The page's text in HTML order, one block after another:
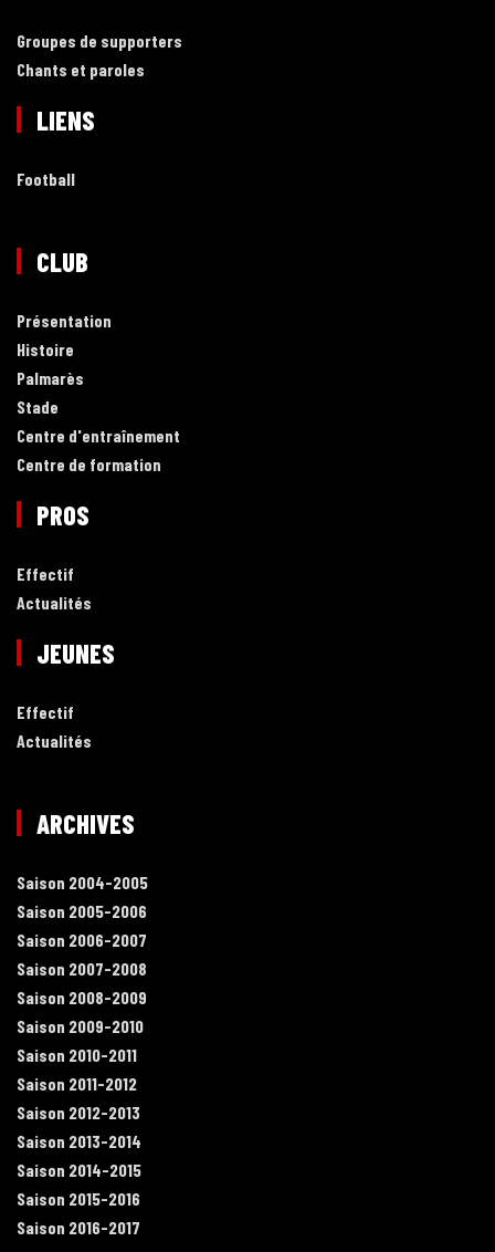
Groupes de supporters
Chants et paroles
LIENS
Football
CLUB
Présentation
Histoire
Palmarès
Stade
Centre d'entraînement
Centre de formation
PROS
Effectif
Actualités
JEUNES
Effectif
Actualités
ARCHIVES
Saison 2004-2005
Saison 2005-2006
Saison 2006-2007
Saison 2007-2008
Saison 2008-2009
Saison 2009-2010
Saison 2010-2011
Saison 2011-2012
Saison 2012-2013
Saison 2013-2014
Saison 2014-2015
Saison 2015-2016
Saison 2016-2017